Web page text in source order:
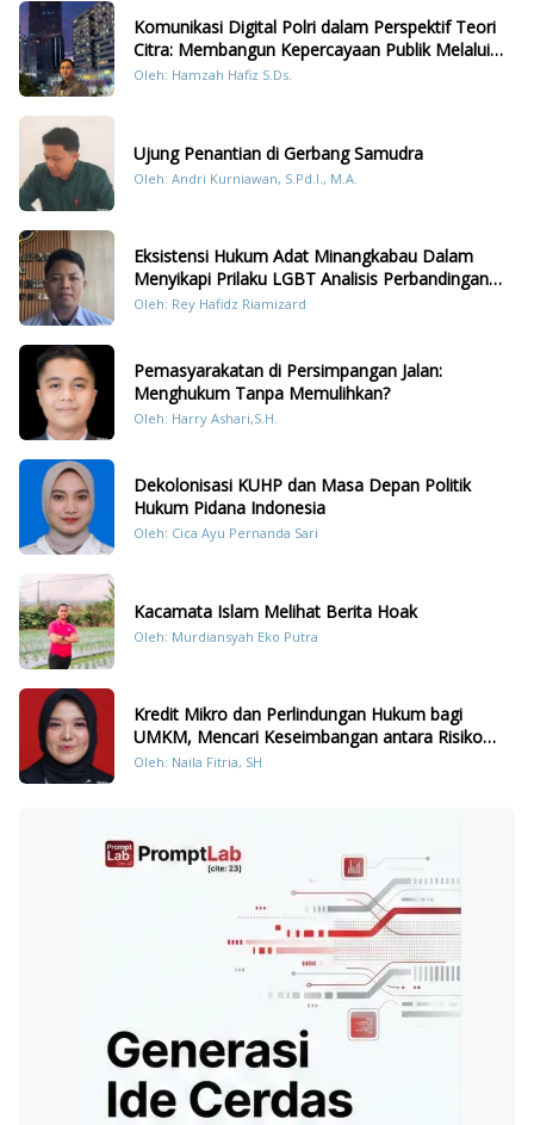
Komunikasi Digital Polri dalam Perspektif Teori
Citra: Membangun Kepercayaan Publik Melalui
Konten Humanis Kesiapsiagaan Bencana di
Oleh: Hamzah Hafiz S.Ds.
Ujung Penantian di Gerbang Samudra
Oleh: Andri Kurniawan, S.Pd.I., M.A.
Eksistensi Hukum Adat Minangkabau Dalam
Menyikapi Prilaku LGBT Analisis Perbandingan
Dengan Hukum Pidana
Oleh: Rey Hafidz Riamizard
Pemasyarakatan di Persimpangan Jalan:
Menghukum Tanpa Memulihkan?
Oleh: Harry Ashari,S.H.
Dekolonisasi KUHP dan Masa Depan Politik
Hukum Pidana Indonesia
Oleh: Cica Ayu Pernanda Sari
Kacamata Islam Melihat Berita Hoak
Oleh: Murdiansyah Eko Putra
Kredit Mikro dan Perlindungan Hukum bagi
UMKM, Mencari Keseimbangan antara Risiko
dan Akses
Oleh: Naila Fitria, SH